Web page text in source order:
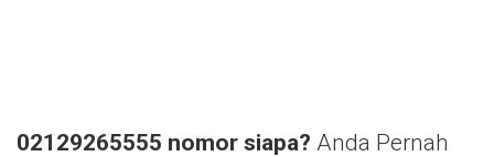
02129265555 nomor siapa? Anda Pernah